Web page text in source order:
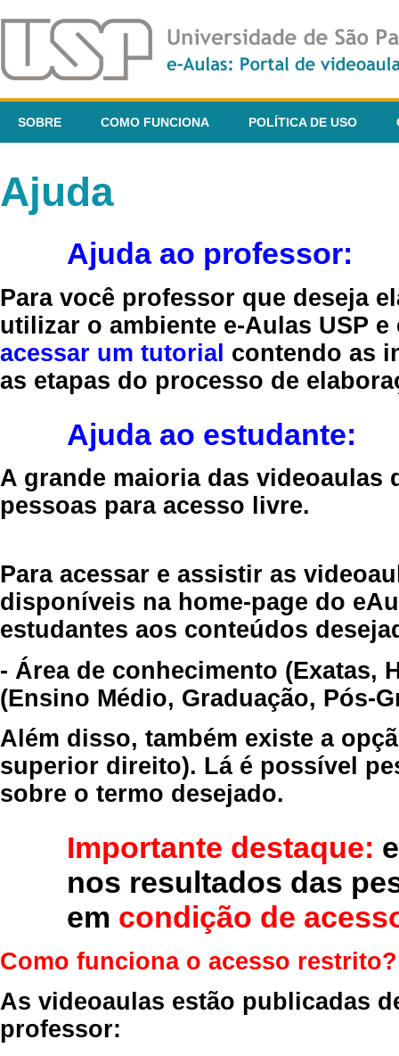
SOBRE COMO FUNCIONA POLÍTICA DE USO
Ajuda
Ajuda ao professor:
Para você professor que deseja
utilizar o ambiente e-Aulas USP
acessar um tutorial contendo as
as etapas do processo de
Ajuda ao estudante:
A grande maioria das videoaulas
pessoas para acesso livre.
Para acessar e assistir as
disponíveis na home-page do
estudantes aos conteúdos
- Área de conhecimento (Exatas,
(Ensino Médio, Graduação, Pós-
Além disso, também existe a
superior direito). Lá é possível
sobre o termo desejado.
Importante destaque:
nos resultados das
em condição de
Como funciona o acesso restrito?
As videoaulas estão publicadas
professor: